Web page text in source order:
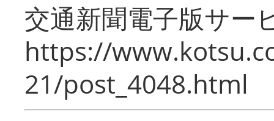
交通新聞電子版サー
https://
21/post_4048.html